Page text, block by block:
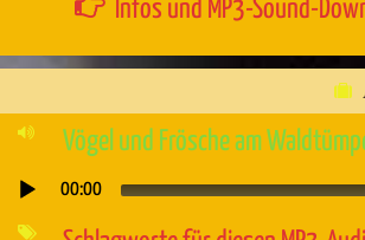
Infos und MP3-Sound-
Vögel und Frösche am
Audio-
00:00